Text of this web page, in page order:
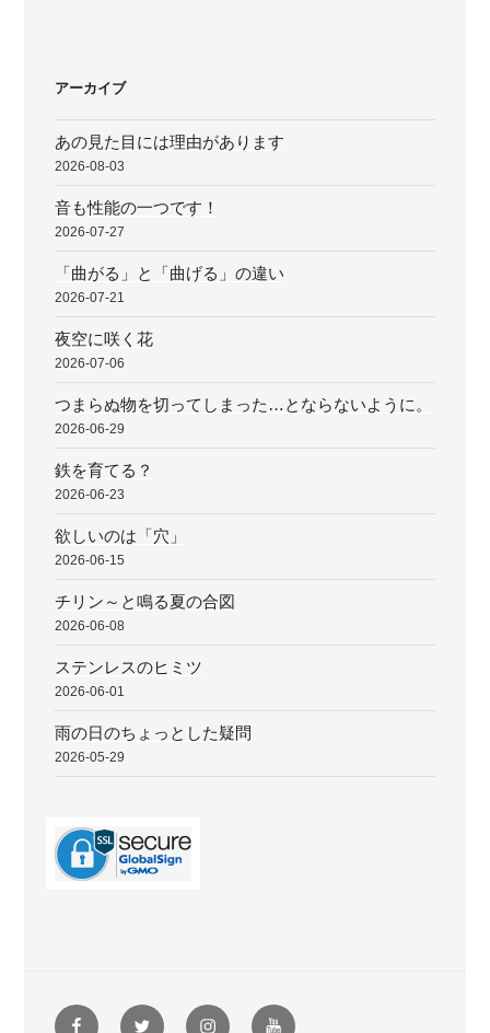
ン
アーカイブ
あの見た目には理由があります
2026-08-03
音も性能の一つです！
2026-07-27
「曲がる」と「曲げる」の違い
2026-07-21
夜空に咲く花
2026-07-06
つまらぬ物を切ってしまった…とならないように。
2026-06-29
鉄を育てる？
2026-06-23
欲しいのは「穴」
2026-06-15
チリン～と鳴る夏の合図
2026-06-08
ステンレスのヒミツ
2026-06-01
雨の日のちょっとした疑問
2026-05-29
FacebookTwitter instagramyoutube